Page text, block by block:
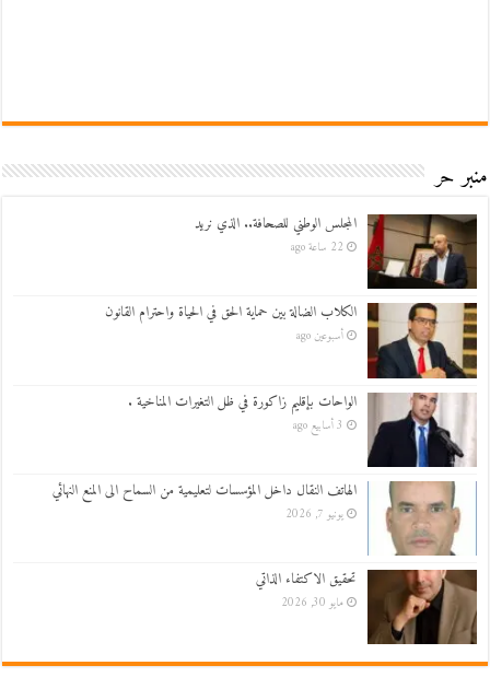
منبر حر
المجلس الوطني للصحافة.. الذي نريد
22 ساعة ago
الكلاب الضالة بين حماية الحق في الحياة واحترام القانون
أسبوعين ago
الواحات بإقليم زاكورة في ظل التغيرات المناخية .
3 أسابيع ago
الهاتف النقال داخل المؤسسات لتعليمية من السماح الى المنع النهائي
يونيو 7, 2026
تحقيق الاكتفاء الذاتي
مايو 30, 2026